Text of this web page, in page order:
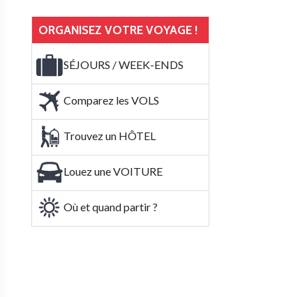
ORGANISEZ VOTRE VOYAGE !
SÉJOURS / WEEK-ENDS
Comparez les VOLS
Trouvez un HÔTEL
Louez une VOITURE
Où et quand partir ?